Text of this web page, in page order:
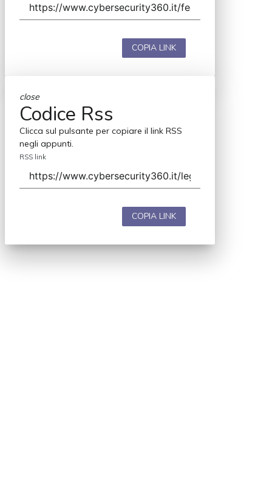
COPIA LINK
close
Codice Rss
Clicca sul pulsante per copiare il link RSS
negli appunti.
RSS link
COPIA LINK